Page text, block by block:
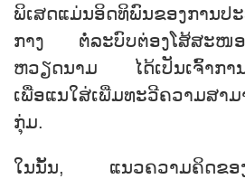
ພິເສດແມ່ນອິດທິພົນຂອງການປ
ກາງ ຕໍ່ລະບົບຕ່ອງໂສ້ສະໜອ
ຫວຽດນາມ ໄດ້ເປັນເຈົ້າກາ
ເພື່ອແນໃສ່ເພີ່ມທະວີຄວາມສາ
ກຸ່ມ.
ໃນນັ້ນ, ແນວຄວາມຄິດຂອງ